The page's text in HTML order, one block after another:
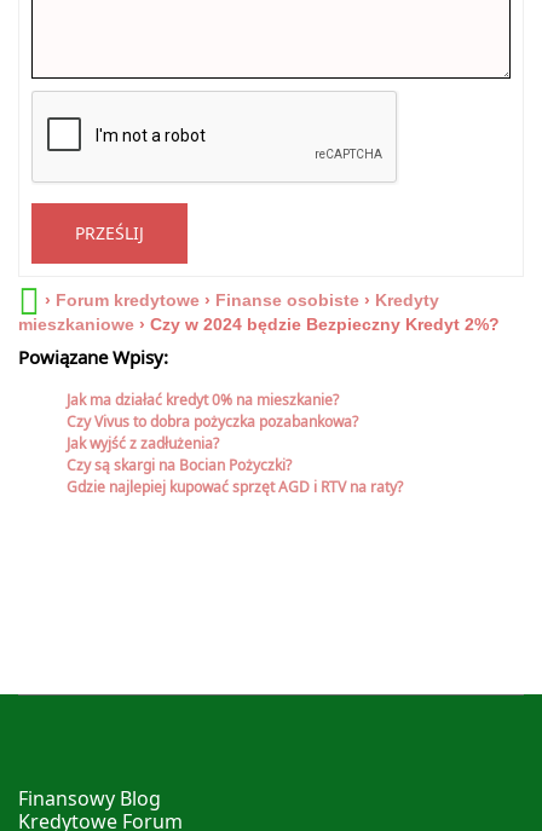
PRZEŚLIJ
› Forum kredytowe › Finanse osobiste › Kredyty
mieszkaniowe › Czy w 2024 będzie Bezpieczny Kredyt 2%?
Powiązane Wpisy:
Jak ma działać kredyt 0% na mieszkanie?
Czy Vivus to dobra pożyczka pozabankowa?
Jak wyjść z zadłużenia?
Czy są skargi na Bocian Pożyczki?
Gdzie najlepiej kupować sprzęt AGD i RTV na raty?
Finansowy Blog
Kredytowe Forum